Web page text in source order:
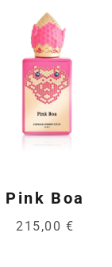
Pink Boa
215,00 €